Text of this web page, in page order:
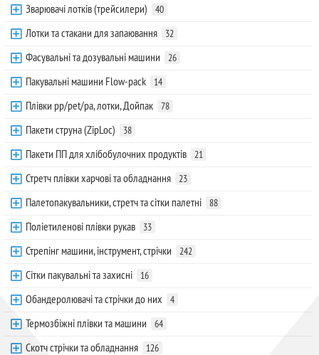
Зварювачі лотків (трейсилери) 40
Лотки та стакани для запаювання 32
Фасувальні та дозувальні машини 26
Пакувальні машини Flow-pack 14
Плівки pp/pet/pa, лотки, Дойпак 78
Пакети струна (ZipLoc) 38
Пакети ПП для хлібобулочних продуктів 21
Стретч плівки харчові та обладнання 23
Палетопакувальники, стретч та сітки палетні 88
Поліетиленові плівки рукав 33
Стрепінг машини, інструмент, стрічки 242
Сітки пакувальні та захисні 16
Обандеролювачі та стрічки до них 4
Термозбіжні плівки та машини 64
Скотч стрічки та обладнання 126